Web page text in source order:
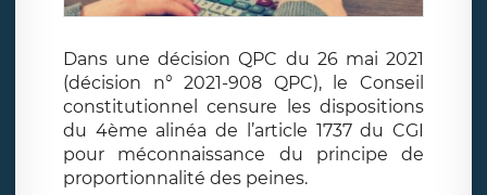
Dans une décision QPC du 26 mai 2021
(décision n° 2021-908 QPC), le Conseil
constitutionnel censure les dispositions
du 4ème alinéa de l’article 1737 du CGI
pour méconnaissance du principe de
proportionnalité des peines.